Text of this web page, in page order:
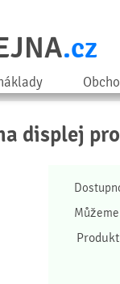
.cz
displej pro